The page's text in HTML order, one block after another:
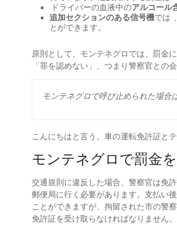
ドライバーの血液中のアルコール
追加セクションのある信号機では
とができます。
原則として、モンテネグロでは、罰金
「罪を認めない」、つまり警察官との
モンテネグロで呼び止められた場合
こんにちはと言う。車の運転免許証と
モンテネグロで罰金
交通規則に違反した場合、警察官は免
郵便局に行く必要があります。支払い
ことができますが、拘留された市の警
免許証を受け取らなければなりません。